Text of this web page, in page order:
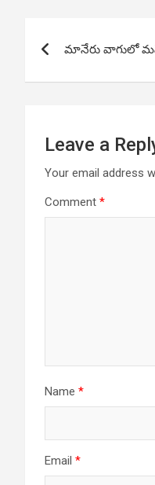
navigation
మానేరు వాగులో
Leave a
Your email address
Comment *
Name *
Email *